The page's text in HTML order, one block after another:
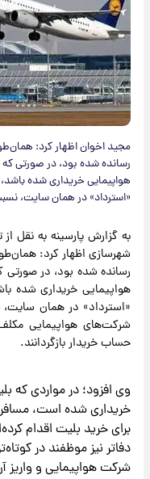
مجید اخوان اظهار کرد:
رسانده شده بود، در صورتی
هواپیمایی خریداری شده
«استرداد» در همان سایت،
به گزارش پارسینه به نقل
شهرسازی اظهار کرد:
رسانده شده بود، در
هواپیمایی خریداری شده
«استرداد» در همان
شرکت‌های هواپیمایی
حساب خریدار بازگردانند.
وی افزود؛ در مواردی که
خریداری شده است،
برای خرید بلیت اقدام
دفاتر نیز موظفند در
شرکت هواپیمایی و واریز